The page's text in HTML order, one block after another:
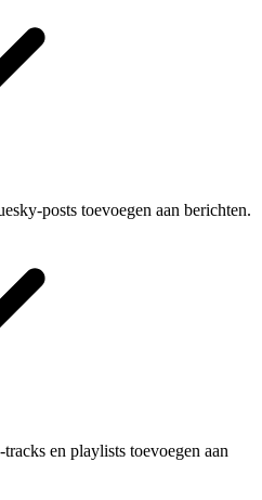
posts toevoegen aan berichten.
en playlists toevoegen aan